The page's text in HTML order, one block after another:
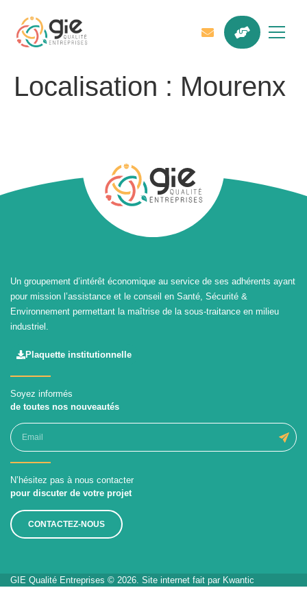
Localisation : Mourenx
Un groupement d’intérêt économique au service de ses adhérents ayant
pour mission l’assistance et le conseil en Santé, Sécurité &
Environnement permettant la maîtrise de la sous-traitance en milieu
industriel.
Plaquette institutionnelle
Soyez informés
de toutes nos nouveautés
N’hésitez pas à nous contacter
pour discuter de votre projet
CONTACTEZ-NOUS
GIE Qualité Entreprises © 2026. Site internet fait par Kwantic